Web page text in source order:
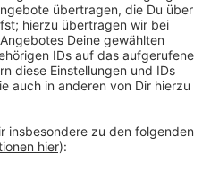
Auch Schwimmkurse für
Fünf Kinder dürfen es im